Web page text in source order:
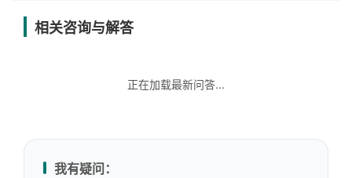
相关咨询与解答
正在加载最新问答...
我有疑问：